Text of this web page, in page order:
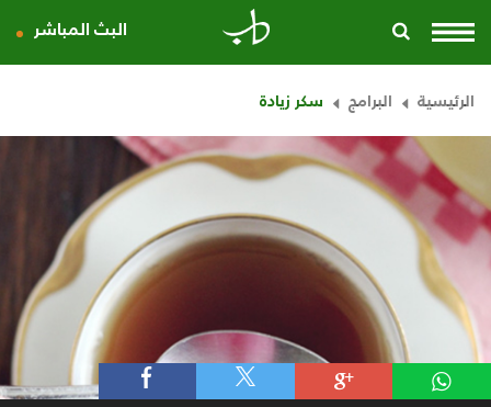
البث المباشر
الرئيسية البرامج سكر زيادة